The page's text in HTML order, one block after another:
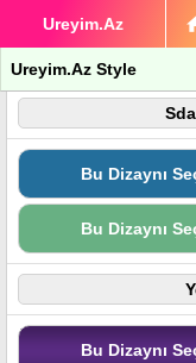
Ureyim.Az
Ureyim.Az Style
Bu Dizaynı
Bu Dizaynı
Bu Dizaynı